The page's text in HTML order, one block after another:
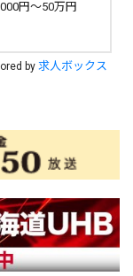
円～50万円
by 求人ボックス